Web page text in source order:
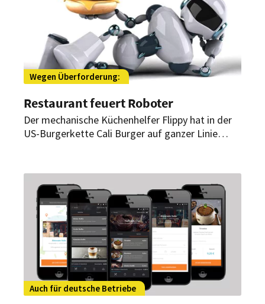
Wegen Überforderung:
Restaurant feuert Roboter
Der mechanische Küchenhelfer Flippy hat in der
US-Burgerkette Cali Burger auf ganzer Linie
Restaurantbetreiber jetzt vom Dienst
suspendiert.
Auch für deutsche Betriebe